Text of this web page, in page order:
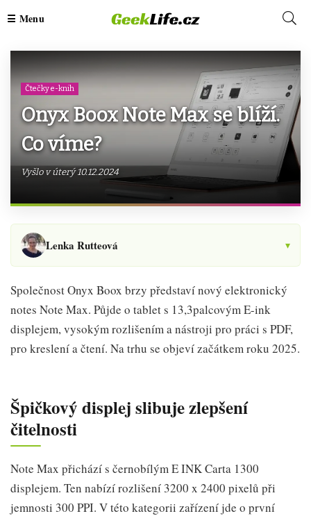
Čtečky e-knih
Onyx Boox Note Max se blíží.
Co víme?
Vyšlo v úterý 10.12.2024
Lenka Rutteová ▾
Společnost Onyx Boox brzy představí nový elektronický
notes Note Max. Půjde o tablet s 13,3palcovým E-ink
displejem, vysokým rozlišením a nástroji pro práci s PDF,
pro kreslení a čtení. Na trhu se objeví začátkem roku 2025.
Špičkový displej slibuje zlepšení
čitelnosti
Note Max přichází s černobílým E INK Carta 1300
displejem. Ten nabízí rozlišení 3200 x 2400 pixelů při
jemnosti 300 PPI. V této kategorii zařízení jde o první